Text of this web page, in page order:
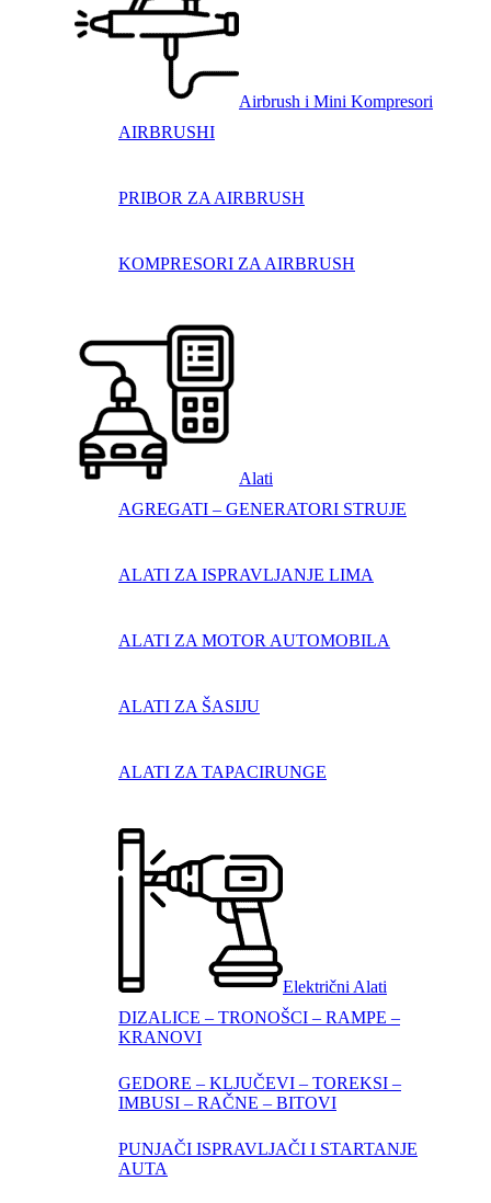
Airbrush i Mini Kompresori
AIRBRUSHI
PRIBOR ZA AIRBRUSH
KOMPRESORI ZA AIRBRUSH
Alati
AGREGATI – GENERATORI STRUJE
ALATI ZA ISPRAVLJANJE LIMA
ALATI ZA MOTOR AUTOMOBILA
ALATI ZA ŠASIJU
ALATI ZA TAPACIRUNGE
Električni Alati
DIZALICE – TRONOŠCI – RAMPE –
KRANOVI
GEDORE – KLJUČEVI – TOREKSI –
IMBUSI – RAČNE – BITOVI
PUNJAČI ISPRAVLJAČI I STARTANJE
AUTA